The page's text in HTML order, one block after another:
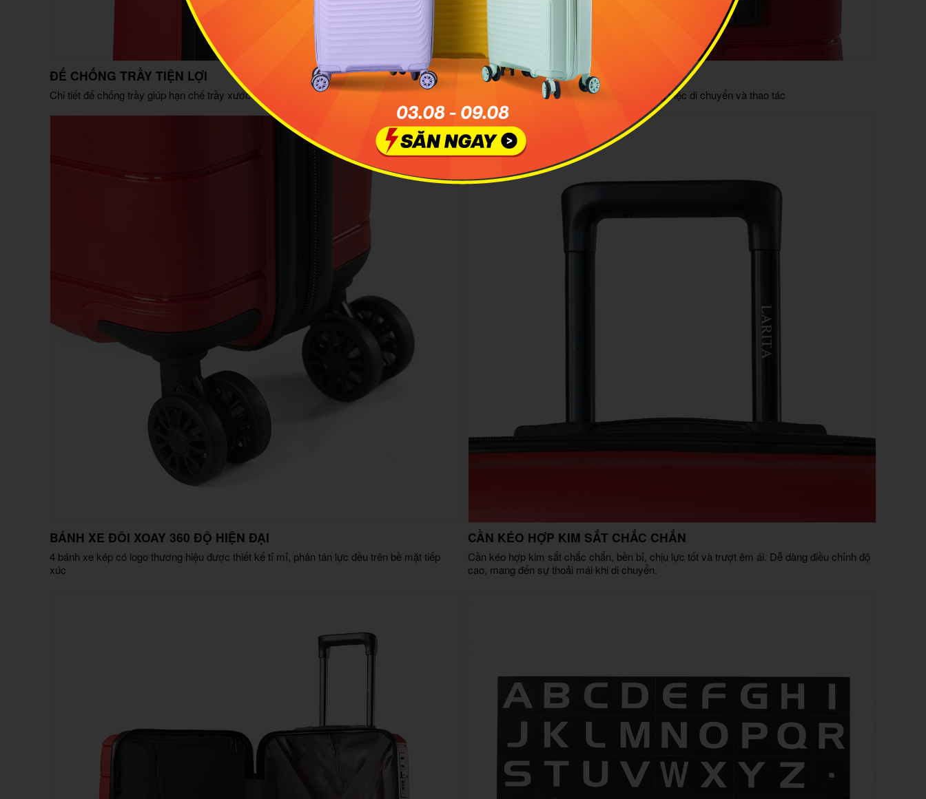
ĐẾ CHỐNG TRẦY TIỆN LỢI
Chi tiết đế chống trầy giúp hạn chế trầy xước và giữ vali luôn được mới
QUAI XÁCH NGANG TIỆN LỢI
Trang bị quai xách ngang giúp dễ dàng trong việc di chuyển và thao tác
BÁNH XE ĐÔI XOAY 360 ĐỘ HIỆN ĐẠI
4 bánh xe kép có logo thương hiệu được thiết kế tỉ mỉ, phân tán lực đều trên bề mặt tiếp
xúc
CẦN KÉO HỢP KIM SẮT CHẮC CHẮN
Cần kéo hợp kim sắt chắc chắn, bền bỉ, chịu lực tốt và trượt êm ái. Dễ dàng điều chỉnh độ
cao, mang đến sự thoải mái khi di chuyển.